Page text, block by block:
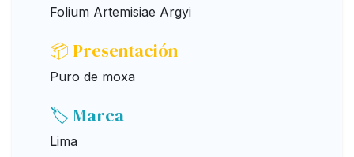
Folium Artemisiae Argyi
📦 Presentación
Puro de moxa
🏷️ Marca
Lima